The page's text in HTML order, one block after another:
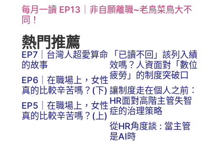
每月一讀 EP13｜非自願離職~老鳥菜鳥大不
同！
熱門推薦
EP7｜台灣人超愛算命
的故事
EP6｜在職場上，女性
真的比較辛苦嗎？(下)
EP5｜在職場上，女性
真的比較辛苦嗎？(上)
「已讀不回」該列入績
效嗎？人資面對「數位
疲勞」的制度突破口
讓制度走在個人之前：
HR面對高階主管失智
症的治理策略
從HR角度談 : 當主管
是AI時